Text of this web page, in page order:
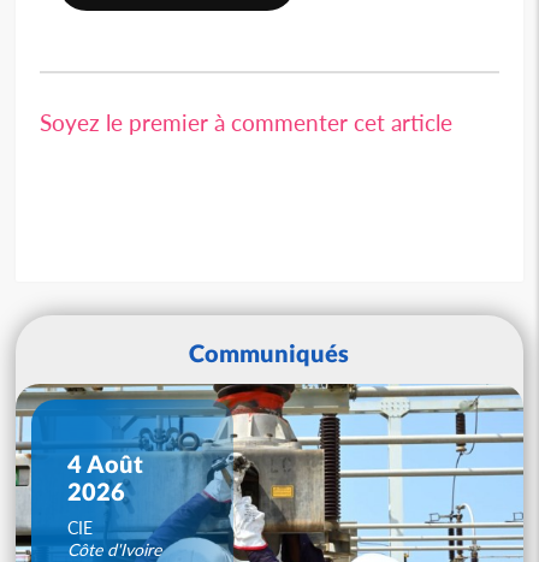
Soyez le premier à commenter cet article
Communiqués
4 Août
2026
CIE
Côte d'Ivoire